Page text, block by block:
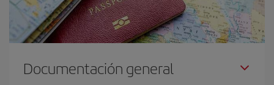
Documentación general